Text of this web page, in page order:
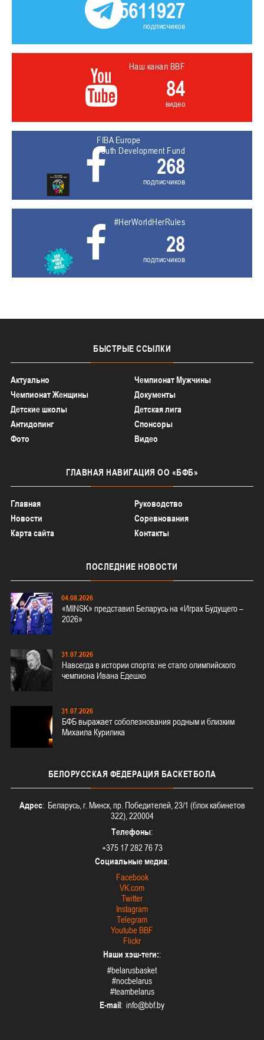
5611927
подписчиков
Наш канал BBF
84
видео
FIBA Europe
Youth Development Fund
268
подписчиков
#HerWorldHerRules
28
подписчиков
БЫСТРЫЕ ССЫЛКИ
Актуально
Чемпионат Мужчины
Чемпионат Женщины
Документы
Детские школы
Детская лига
Антидопинг
Спонсоры
Фото
Видео
ГЛАВНАЯ НАВИГАЦИЯ ОО «БФБ»
Главная
Руководство
Новости
Соревнования
Карта сайта
Контакты
ПОСЛЕДНИЕ НОВОСТИ
04.08.2026
«MINSK» представил Беларусь на «Играх Будущего –
2026»
31.07.2026
Навсегда в истории спорта: не стало олимпийского
чемпиона Ивана Едешко
31.07.2026
БФБ выражает соболезнования родным и близким
Михаила Курилика
БЕЛОРУССКАЯ ФЕДЕРАЦИЯ БАСКЕТБОЛА
Адрес: Беларусь, г. Минск, пр. Победителей, 23/1 (блок кабинетов
322), 220004
Телефоны:
+375 17 282 76 73
Социальные медиа:
Facebook
VK.com
Twitter
Instagram
Telegram
Youtube BBF
Flickr
Наши хэш-теги::
#belarusbasket
#nocbelarus
#teambelarus
E-mail: